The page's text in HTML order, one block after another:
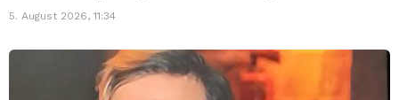
5. August 2026, 11:34